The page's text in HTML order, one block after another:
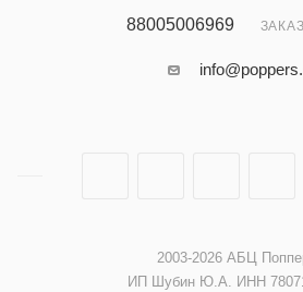
88005006969
2003-2026 АБЦ
ИП Шубин Ю.А. ИНН